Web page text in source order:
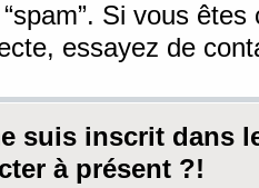
Si vous
essayez de
suis inscrit dans
à présent ?!